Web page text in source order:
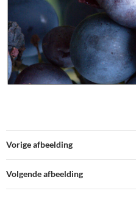
Vorige afbeelding
Volgende afbeelding